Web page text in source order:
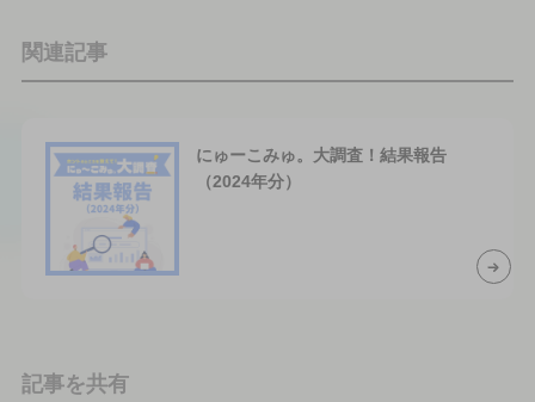
関連記事
にゅーこみゅ。大調査！結果報告
（2024年分）
記事を共有